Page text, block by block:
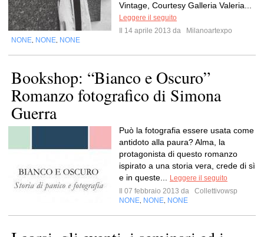
Vintage, Courtesy Galleria Valeria...
Leggere il seguito
Il 14 aprile 2013 da
Milanoartexpo
NONE NONE NONE
Bookshop: “Bianco e Oscuro”
Romanzo fotografico di Simona
Guerra
Può la fotografia essere usata come
antidoto alla paura? Alma, la
protagonista di questo romanzo
ispirato a una storia vera, crede di sì
e in queste...
Leggere il seguito
Il 07 febbraio 2013 da
Collettivowsp
NONE NONE NONE